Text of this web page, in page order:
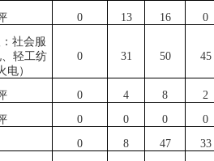
0 13 16 0
社会服
轻工纺
电）
0 31 50 45
0 4 8 2
0 0 0 0
0 8 47 33